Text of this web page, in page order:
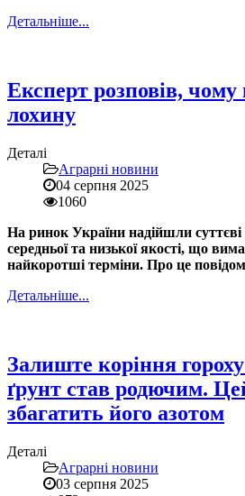
Детальніше...
Експерт розповів, чому
лохину
Деталі
Аграрні новини
04 серпня 2025
1060
На ринок України надійшли
середньої та низької якості, що
найкоротші терміни. Про це
Детальніше...
Залиште коріння
ґрунт став родючим.
збагатить його азотом
Деталі
Аграрні новини
03 серпня 2025